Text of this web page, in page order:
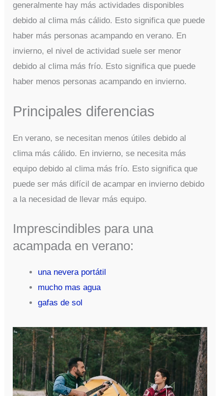
generalmente hay más actividades disponibles
debido al clima más cálido. Esto significa que puede
haber más personas acampando en verano. En
invierno, el nivel de actividad suele ser menor
debido al clima más frío. Esto significa que puede
haber menos personas acampando en invierno.
Principales diferencias
En verano, se necesitan menos útiles debido al
clima más cálido. En invierno, se necesita más
equipo debido al clima más frío. Esto significa que
puede ser más difícil de acampar en invierno debido
a la necesidad de llevar más equipo.
Imprescindibles para una
acampada en verano:
una nevera portátil
mucho mas agua
gafas de sol